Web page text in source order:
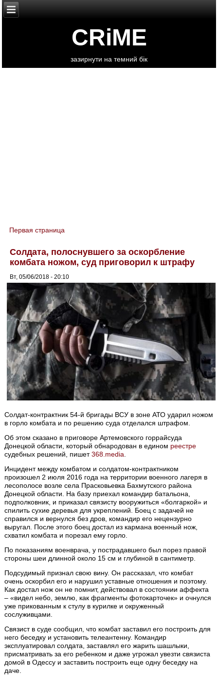
CRiME
зазирнути на темний бік
You are here
Первая страница
Солдата, полоснувшего за оскорбление
комбата ножом, суд приговорил к штрафу
Вт, 05/06/2018 - 20:10
Солдат-контрактник 54-й бригады ВСУ в зоне АТО ударил ножом
в горло комбата и по решению суда отделался штрафом.
Об этом сказано в приговоре Артемовского горрайсуда
Донецкой области, который обнародован в едином реестре
судебных решений, пишет368.media.
Инцидент между комбатом и солдатом-контрактником
произошел 2 июля 2016 года на территории военного лагеря в
лесополосе возле села Прасковьевка Бахмутского района
Донецкой области. На базу приехал командир батальона,
подполковник, и приказал связисту вооружиться «болгаркой» и
спилить сухие деревья для укреплений. Боец с задачей не
справился и вернулся без дров, командир его нецензурно
выругал. После этого боец достал из кармана военный нож,
схватил комбата и порезал ему горло.
По показаниям военврача, у пострадавшего был порез правой
стороны шеи длинной около 15 см и глубиной в сантиметр.
Подсудимый признал свою вину. Он рассказал, что комбат
очень оскорбил его и нарушил уставные отношения и поэтому.
Как достал нож он не помнит, действовал в состоянии аффекта
– «видел небо, землю, как фрагменты фотокарточек» и очнулся
уже прикованным к стулу в курилке и окруженный
сослуживцами.
Связист в суде сообщил, что комбат заставил его построить для
него беседку и установить телеантенну. Командир
эксплуатировал солдата, заставлял его жарить шашлыки,
присматривать за его ребенком и даже угрожал увезти связиста
домой в Одессу и заставить построить еще одну беседку на
даче.